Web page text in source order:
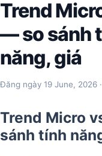
Trend
— so sánh
năng, giá
Đăng ngày 19 June, 2026
Trend Micro
sánh tính